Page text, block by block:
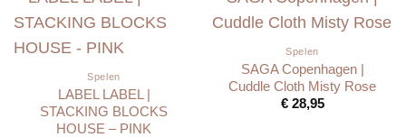
Spelen
LABEL LABEL |
STACKING BLOCKS
HOUSE – PINK
Spelen
SAGA Copenhagen |
Cuddle Cloth Misty Rose
€28,95